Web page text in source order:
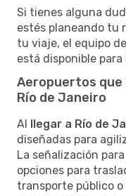
Si tienes alguna
estés planeando tu
tu viaje, el equipo
está disponible
Aeropuertos
Río de Janeiro
Al llegar a Río de
diseñadas para
La señalización
opciones para
transporte público